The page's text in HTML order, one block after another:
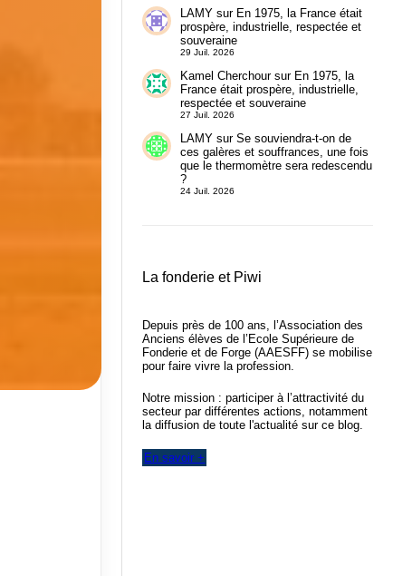
LAMYsur En 1975, la France était
prospère, industrielle, respectée et
souveraine
29 Juil. 2026
Kamel Cherchoursur En 1975, la
France était prospère, industrielle,
respectée et souveraine
27 Juil. 2026
LAMYsur Se souviendra-t-on de
ces galères et souffrances, une fois
que le thermomètre sera redescendu
?
24 Juil. 2026
La fonderie et Piwi
Depuis près de 100 ans, l’Association des
Anciens élèves de l’Ecole Supérieure de
Fonderie et de Forge (AAESFF) se mobilise
pour faire vivre la profession.
Notre mission : participer à l’attractivité du
secteur par différentes actions, notamment
la diffusion de toute l'actualité sur ce blog.
En savoir +